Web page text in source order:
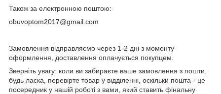
Також за електронною поштою:
obuvoptom2017@gmail.com
Замовлення відправляємо через 1-2 дні з моменту
оформлення, доставлення оплачується покупцем.
Зверніть увагу: коли ви забираєте ваше замовлення з пошти,
будь ласка, перевірте товар у відділенні, оскільки пошта - це
посередник у нашій роботі з вами, який ставить фінальну